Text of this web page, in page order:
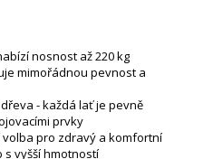
nosnost až 220 kg
mimořádnou pevnost a
- každá lať je pevně
prvky
pro zdravý a komfortní
s vyšší hmotností